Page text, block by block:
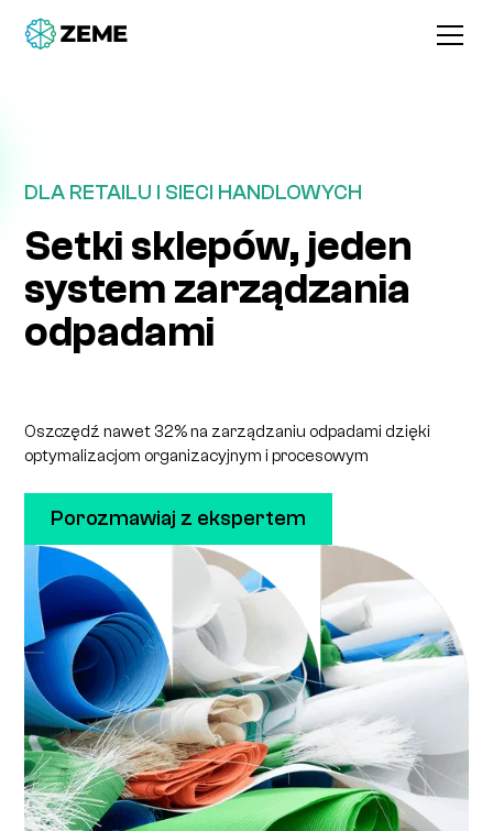
DLA RETAILU I SIECI HANDLOWYCH
Setki sklepów, jeden
system zarządzania
odpadami
Oszczędź nawet 32% na zarządzaniu odpadami dzięki
optymalizacjom organizacyjnym i procesowym
Porozmawiaj z ekspertem